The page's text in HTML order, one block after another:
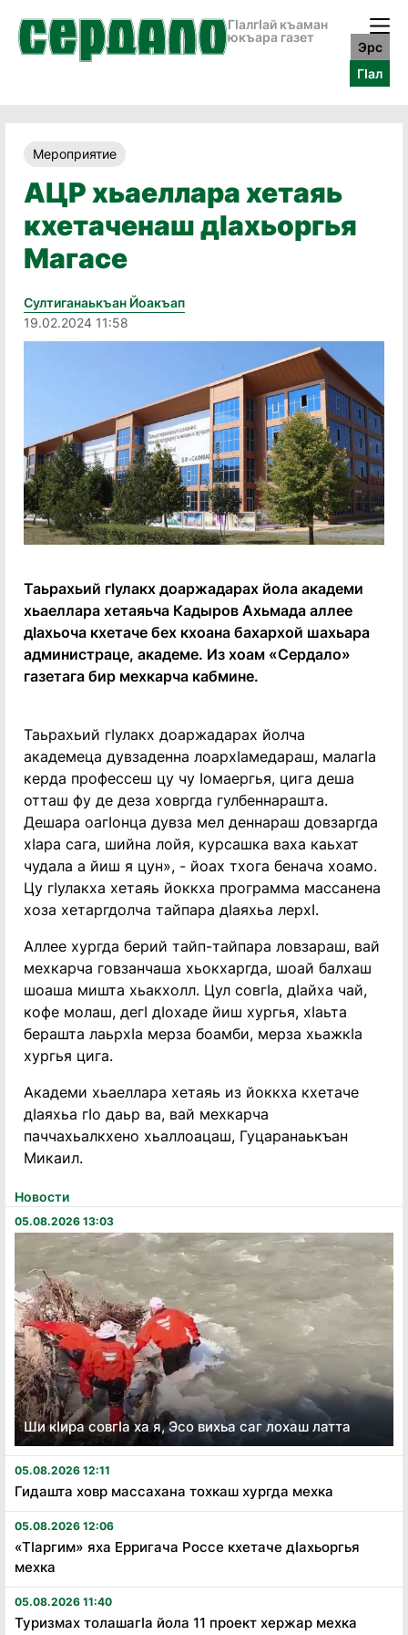
ГӀалгӀай къаман
юкъара газет
Эрс
ГӀал
Новости
05.08.2026 13:03
Ши кӏира совгӏа ха я, Эсо вихьа саг лохаш латта
05.08.2026 12:11
Гидашта ховр массахана тохкаш хургда мехка
05.08.2026 12:06
«Тӏаргим» яха Ерригача Россе кхетаче дӏахьоргья
мехка
05.08.2026 11:40
Туризмах толашагӏа йола 11 проект хержар мехка
Мероприятие
АЦР хьаеллара хетаяь
кхетаченаш дӀахьоргья
Магасе
Султиганаькъан Йоакъап
19.02.2024 11:58
Таьрахьий гӀулакх доаржадарах йола академи
хьаеллара хетаяьча Кадыров Ахьмада аллее
дӀахьоча кхетаче бех кхоана бахархой шахьара
администраце, академе. Из хоам «Сердало»
газетага бир мехкарча кабмине.
Таьрахьий гӀулакх доаржадарах йолча
академеца дувзаденна лоархӀамедараш, малагӀа
керда профессеш цу чу Ӏомаергья, цига деша
отташ фу де деза ховргда гулбеннарашта.
Дешара оагӀонца дувза мел деннараш довзаргда
хӀара сага, шийна лойя, курсашка ваха каьхат
чудала а йиш я цун», - йоах тхога бенача хоамо.
Цу гӀулакха хетаяь йоккха программа массанена
хоза хетаргдолча тайпара дӀаяхьа лерхӀ.
Аллее хургда берий тайп-тайпара ловзараш, вай
мехкарча говзанчаша хьокхаргда, шоай балхаш
шоаша мишта хьакхолл. Цул совгӀа, дӀайха чай,
кофе молаш, дегӀ дӀохаде йиш хургья, хӀаьта
берашта лаьрхӀа мерза боамби, мерза хьажкӀа
хургья цига.
Академи хьаеллара хетаяь из йоккха кхетаче
дӀаяхьа гӀо даьр ва, вай мехкарча
паччахьалкхено хьаллоацаш, Гуцаранаькъан
Микаил.